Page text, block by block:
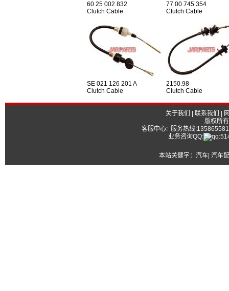
60 25 002 832
Clutch Cable
77 00 745 354
Clutch Cable
SE 021 126 201 A
Clutch Cable
2150.98
Clutch Cable
关于我们 联系我们
版权所
客服中心: 服务热线
业务咨询QQ:
本站关健字： 汽车| 汽车